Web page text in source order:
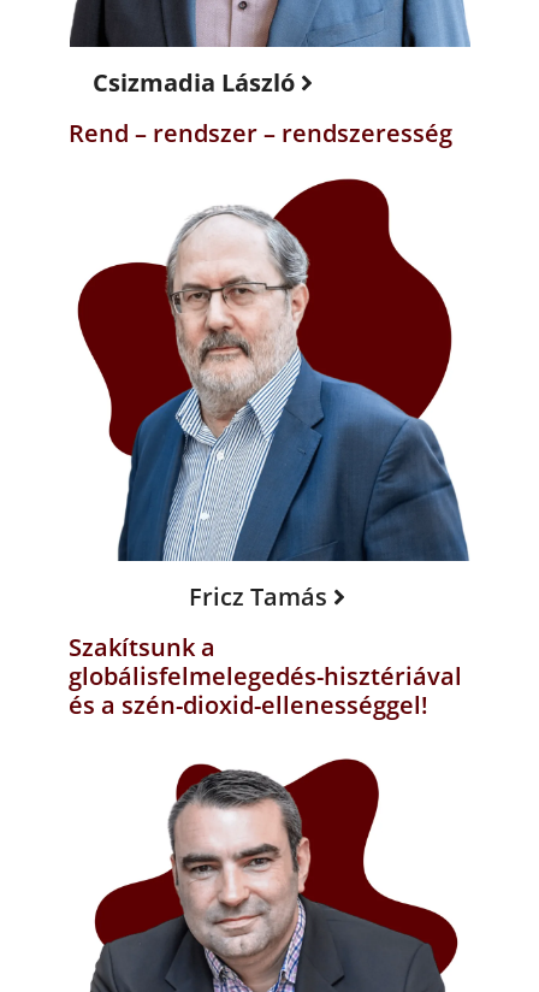
Csizmadia László
Rend – rendszer – rendszeresség
Fricz Tamás
Szakítsunk a
globálisfelmelegedés-hisztériával
és a szén-dioxid-ellenességgel!